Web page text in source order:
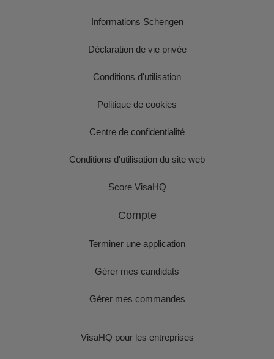
Informations Schengen
Déclaration de vie privée
Conditions d'utilisation
Politique de cookies
Centre de confidentialité
Conditions d'utilisation du site web
Score VisaHQ
Compte
Terminer une application
Gérer mes candidats
Gérer mes commandes
VisaHQ pour les entreprises